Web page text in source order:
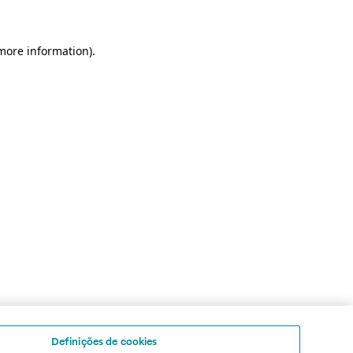
information).
Definições de cookies